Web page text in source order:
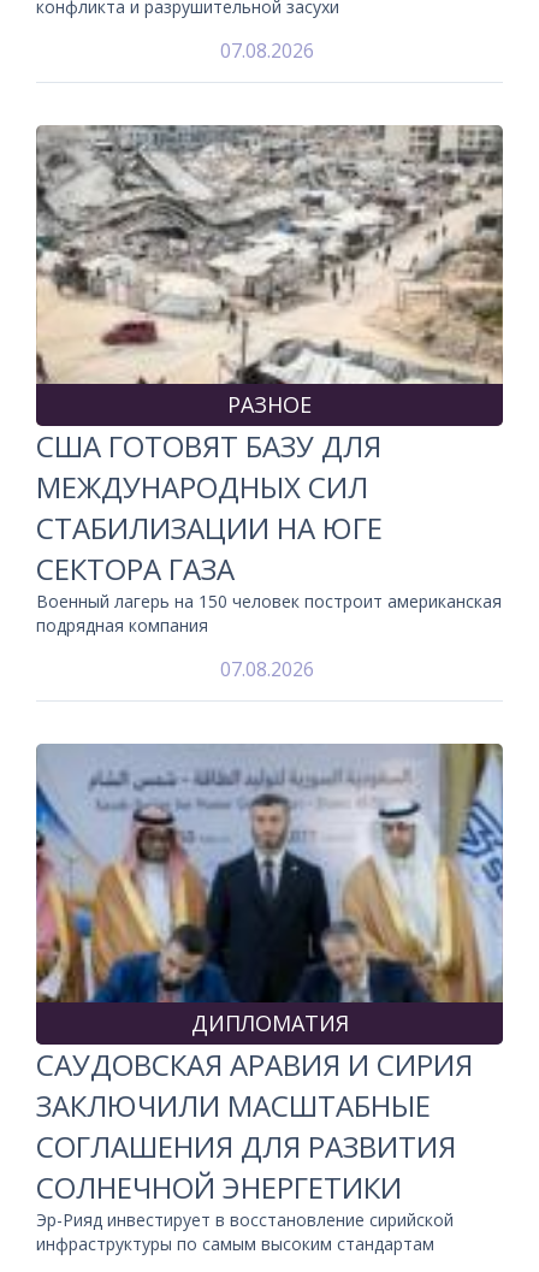
конфликта и разрушительной засухи
07.08.2026
РАЗНОЕ
США ГОТОВЯТ БАЗУ ДЛЯ
МЕЖДУНАРОДНЫХ СИЛ
СТАБИЛИЗАЦИИ НА ЮГЕ
СЕКТОРА ГАЗА
Военный лагерь на 150 человек построит американская
подрядная компания
07.08.2026
ДИПЛОМАТИЯ
САУДОВСКАЯ АРАВИЯ И СИРИЯ
ЗАКЛЮЧИЛИ МАСШТАБНЫЕ
СОГЛАШЕНИЯ ДЛЯ РАЗВИТИЯ
СОЛНЕЧНОЙ ЭНЕРГЕТИКИ
Эр-Рияд инвестирует в восстановление сирийской
инфраструктуры по самым высоким стандартам